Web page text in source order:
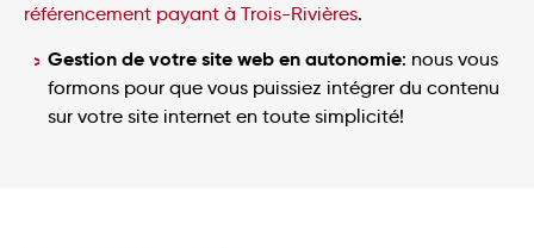
référencement payant à Trois-Rivières.
Gestion de votre site web en autonomie: nous vous
formons pour que vous puissiez intégrer du contenu
sur votre site internet en toute simplicité!